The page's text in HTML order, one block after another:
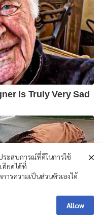
ะสบการณ์ที่ดีในการใช้
อียดได้ที่
ารความเป็นส่วนตัวเองได้
Allow